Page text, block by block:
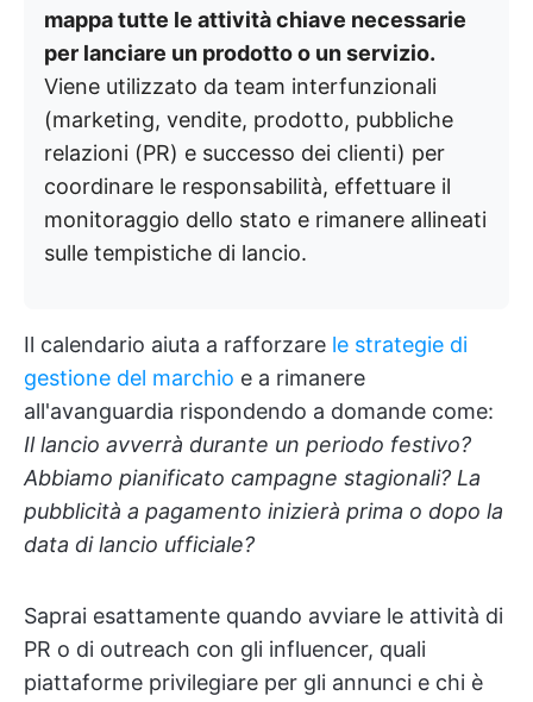
mappa tutte le attività chiave necessarie
per lanciare un prodotto o un servizio.
Viene utilizzato da team interfunzionali
(marketing, vendite, prodotto, pubbliche
relazioni (PR) e successo dei clienti) per
coordinare le responsabilità, effettuare il
monitoraggio dello stato e rimanere allineati
sulle tempistiche di lancio.
Il calendario aiuta a rafforzare le strategie di
gestione del marchio e a rimanere
all'avanguardia rispondendo a domande come:
Il lancio avverrà durante un periodo festivo?
Abbiamo pianificato campagne stagionali? La
pubblicità a pagamento inizierà prima o dopo la
data di lancio ufficiale?
Saprai esattamente quando avviare le attività di
PR o di outreach con gli influencer, quali
piattaforme privilegiare per gli annunci e chi è